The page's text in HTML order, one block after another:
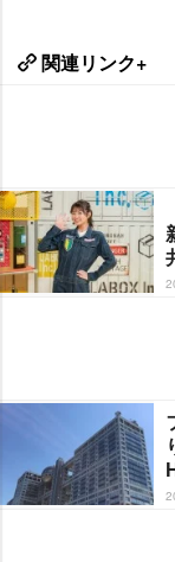
関連リンク+